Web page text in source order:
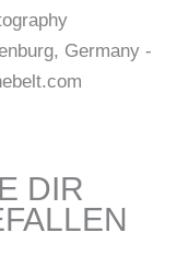
Germany -
DIR